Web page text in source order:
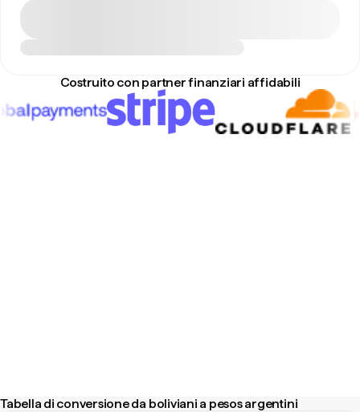
Costruito con partner finanziari affidabili
Tabella di conversione da boliviani a pesos argentini